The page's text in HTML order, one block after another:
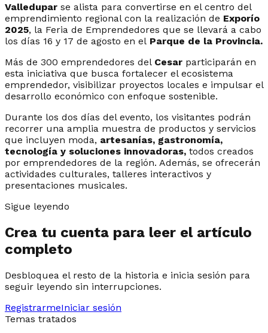
Valledupar se alista para convertirse en el centro del
emprendimiento regional con la realización de Exporío
2025, la Feria de Emprendedores que se llevará a cabo
los días 16 y 17 de agosto en el Parque de la Provincia.
Más de 300 emprendedores del Cesar participarán en
esta iniciativa que busca fortalecer el ecosistema
emprendedor, visibilizar proyectos locales e impulsar el
desarrollo económico con enfoque sostenible.
Durante los dos días del evento, los visitantes podrán
recorrer una amplia muestra de productos y servicios
que incluyen moda, artesanías, gastronomía,
tecnología y soluciones innovadoras, todos creados
por emprendedores de la región. Además, se ofrecerán
actividades culturales, talleres interactivos y
presentaciones musicales.
Sigue leyendo
Crea tu cuenta para leer el artículo
completo
Desbloquea el resto de la historia e inicia sesión para
seguir leyendo sin interrupciones.
RegistrarmeIniciar sesión
Temas tratados